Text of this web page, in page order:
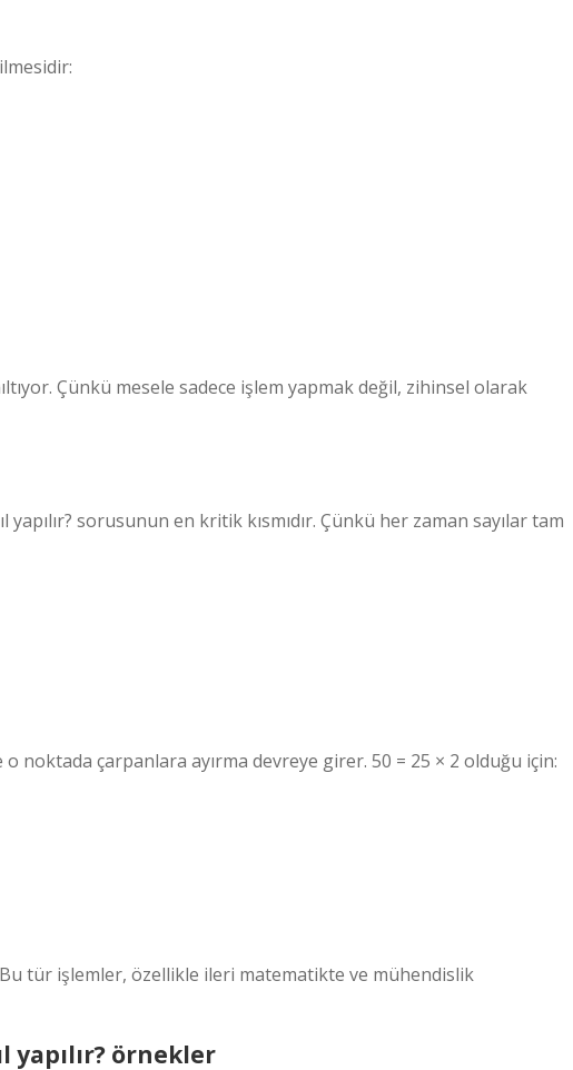
Çünkü mesele sadece işlem yapmak değil, zihinsel olarak
sorusunun en kritik kısmıdır. Çünkü her zaman sayılar tam
o noktada çarpanlara ayırma devreye girer. 50 = 25 × 2 olduğu için:
tür işlemler, özellikle ileri matematikte ve mühendislik
yapılır? örnekler